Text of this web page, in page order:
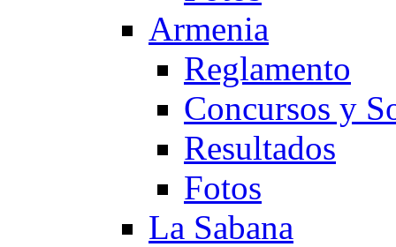
Armenia
Reglamento
Concursos y
Resultados
Fotos
La Sabana